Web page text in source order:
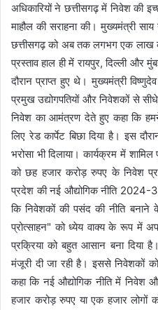
अधिकारियों ने छत्तीसगढ़ में निवेश की
माहौल की सराहना की। मुख्यमंत्री
छत्तीसगढ़ को अब तक लगभग एक लाख
प्रस्ताव हाल ही में रायपुर, दिल्ली
दौरान प्राप्त हुए थे। मुख्यमंत्री
प्रमुख उद्योगपतियों और निवेशकों से
निवेश का आमंत्रण देते हुए कहा कि
लिए रेड कार्पेट बिछा दिया है। इस
भरोसा भी दिलाया। कार्यक्रम में
को छह हजार करोड़ रुपए के निवेश
प्रदेश की नई औद्योगिक नीति 2024-
कि निवेशकों की पसंद की नीति
प्रोत्साहन" को ध्येय वाक्य के रूप में
प्रक्रिया को बहुत आसान बना दिया
मंजूरी दी जा रही है। इससे निवेशकों
कहा कि नई औद्योगिक नीति में
हजार करोड़ रुपए या एक हजार लोगों